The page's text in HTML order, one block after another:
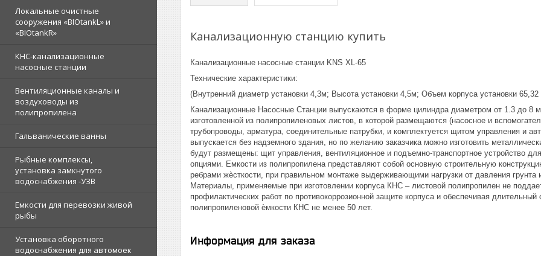
Локальные очистные
сооружения «BIOtankL» и
«BIOtankR»
КНС-канализационные
насосные станции
Вентиляционные каналы и
воздуховоды из
полипропилена
Гальванические ванны
Рыбные комплексы,
установка замкнутого
водоснабжения -УЗВ
Емкости для перевозки живой
рыбы
Установка оборотного
водоснабжения для автомоек
Канализационную станцию купить
Канализационные насосные станции KNS XL-65
Технические характеристики:
(Внутренний диаметр установки 4,3м; Высота установки 4,5м; Объем корпуса установки
Канализационные Насосные Станции выпускаются в форме цилиндра диаметром от 1.3 до 8
изготовленной из полипропиленовых листов, в которой размещаются (насосное и
трубопроводы, арматура, соединительные патрубки, и комплектуется щитом управления и
выпускается без надземного здания, но по желанию заказчика можно изготовить
будут размещены: щит управления, вентиляционное и подъемно-транспортное устройство
опциями. Емкости из полипропилена представляют собой основную строительную
ребрами жѐсткости, при правильном монтаже выдерживающими нагрузки от давления грунта
Материалы, применяемые при изготовлении корпуса КНС – листовой полипропилен не
профилактических работ по противокоррозионной защите корпуса и обеспечивая
полипропиленовой ѐмкости КНС не менее 50 лет.
Информация для заказа